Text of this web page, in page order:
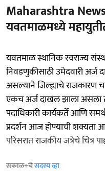
Maharashtra
यवतमाळमध्ये
यवतमाळ स्थानिक स्वराज्य
निवडणुकीसाठी उमेदवारी
असल्याने जिल्ह्याचे
एकच अर्ज दाखल झाला असला
पदाधिकारी कार्यकर्ते आणि
प्रदर्शन आज होण्याची शक्यता
परिसरात राजकीय जत्रेचे चित्र
सकाळ+चेसदस्य व्हा